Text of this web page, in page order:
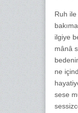
Ruh
ilgiye
mânâ
ne
sese